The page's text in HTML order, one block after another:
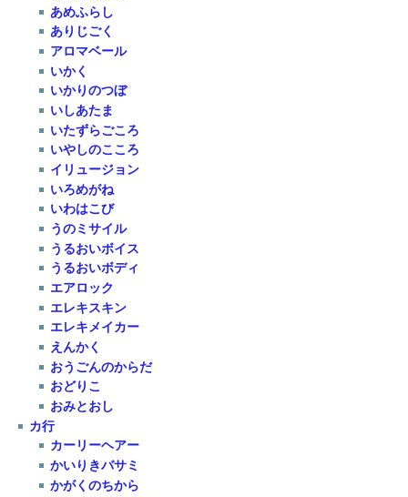
あめふらし
ありじごく
アロマベール
いかく
いかりのつぼ
いしあたま
いたずらごころ
いやしのこころ
イリュージョン
いろめがね
いわはこび
うのミサイル
うるおいボイス
うるおいボディ
エアロック
エレキスキン
エレキメイカー
えんかく
おうごんのからだ
おどりこ
おみとおし
カ行
カーリーヘアー
かいりきバサミ
かがくのちから